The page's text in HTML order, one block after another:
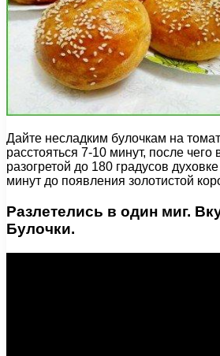
Дайте несладким булочкам на
расстояться 7-10 минут, после чего
разогретой до 180 градусов
минут до появления золотистой
Разлетелись в один миг.
Булочки.